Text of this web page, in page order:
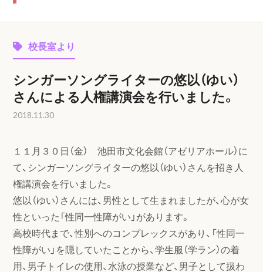
校長室より
シンガーソングライターの悠以（ゆい）
さんによる人権講演会を行いました。
2018.11.30
１１月３０日（金） 池田市文化会館（アゼリアホール）に
て、シンガーソングライターの悠以（ゆい）さんを招き人
権講演会を行いました。
悠以（ゆい）さんには、男性として生まれましたが、心が女
性といった「性同一性障がい」があります。
高校時代まで、性別へのコンプレックスがあり、「性同一
性障がい」を隠していたことから、学生服（学ラン）の着
用、男子トイレの使用、水泳の授業など、男子として扱わ